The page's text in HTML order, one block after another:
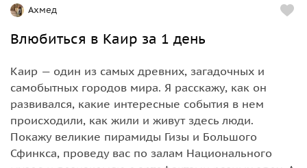
Ахмед
Влюбиться в Каир за 1 день
Каир — один из самых древних, загадочных и
самобытных городов мира. Я расскажу, как он
развивался, какие интересные события в нем
происходили, как жили и живут здесь люди.
Покажу великие пирамиды Гизы и Большого
Сфинкса, проведу вас по залам Национального